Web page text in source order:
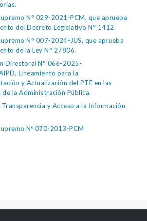
N° 029-2021-PCM, que aprueba
del Decreto Legislativo N° 1412.
N° 007-2024-JUS, que aprueba
de la Ley N° 27806.
Directoral N° 066-2025-
Lineamiento para la
y Actualización del PTE en las
de la Administración Pública.
y Acceso a la Información
Nº 070-2013-PCM